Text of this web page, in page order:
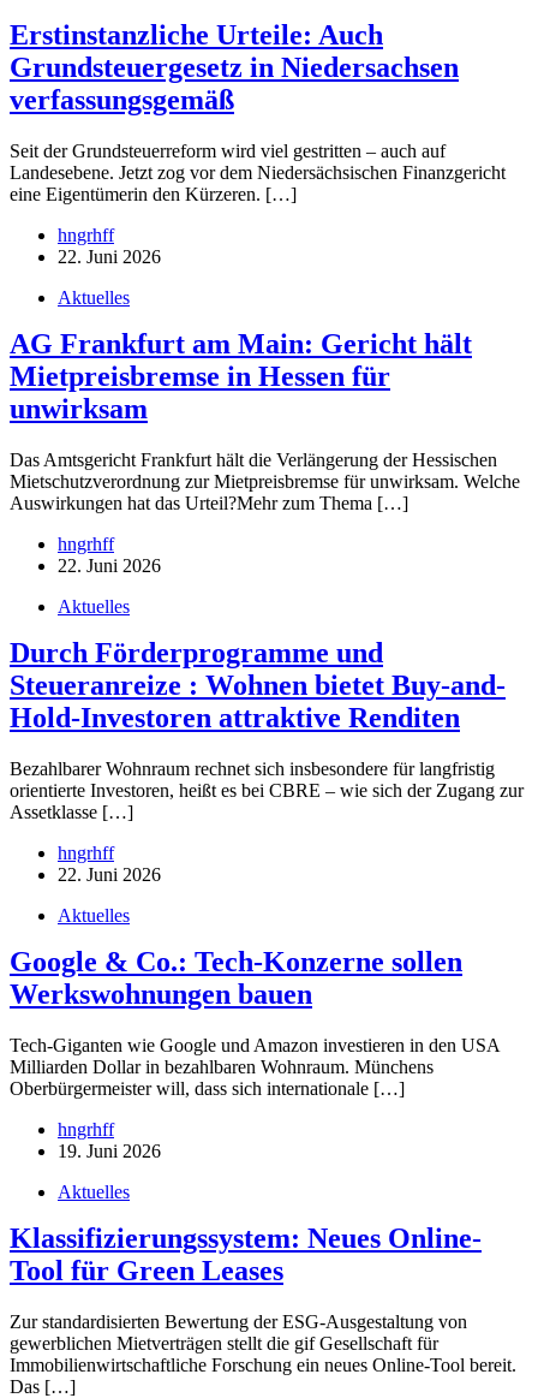
Erstinstanzliche Urteile: Auch
Grundsteuergesetz in Niedersachsen
verfassungsgemäß
Seit der Grundsteuerreform wird viel gestritten – auch auf
Landesebene. Jetzt zog vor dem Niedersächsischen Finanzgericht
eine Eigentümerin den Kürzeren. […]
hngrhff
22. Juni 2026
Aktuelles
AG Frankfurt am Main: Gericht hält
Mietpreisbremse in Hessen für
unwirksam
Das Amtsgericht Frankfurt hält die Verlängerung der Hessischen
Mietschutzverordnung zur Mietpreisbremse für unwirksam. Welche
Auswirkungen hat das Urteil?Mehr zum Thema […]
hngrhff
22. Juni 2026
Aktuelles
Durch Förderprogramme und
Steueranreize : Wohnen bietet Buy-and-
Hold-Investoren attraktive Renditen
Bezahlbarer Wohnraum rechnet sich insbesondere für langfristig
orientierte Investoren, heißt es bei CBRE – wie sich der Zugang zur
Assetklasse […]
hngrhff
22. Juni 2026
Aktuelles
Google & Co.: Tech-Konzerne sollen
Werkswohnungen bauen
Tech-Giganten wie Google und Amazon investieren in den USA
Milliarden Dollar in bezahlbaren Wohnraum. Münchens
Oberbürgermeister will, dass sich internationale […]
hngrhff
19. Juni 2026
Aktuelles
Klassifizierungssystem: Neues Online-
Tool für Green Leases
Zur standardisierten Bewertung der ESG-Ausgestaltung von
gewerblichen Mietverträgen stellt die gif Gesellschaft für
Immobilienwirtschaftliche Forschung ein neues Online-Tool bereit.
Das […]